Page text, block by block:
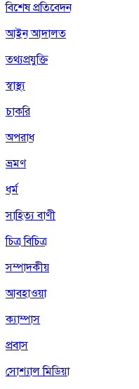
বিশেষ প্রতিবেদন
আইন আদালত
তথ্যপ্রযুক্তি
স্বাস্থ্য
চাকরি
অপরাধ
ভ্রমণ
ধর্ম
সাহিত্য বাণী
চিত্র বিচিত্র
সম্পাদকীয়
আবহাওয়া
ক্যাম্পাস
প্রবাস
সোশ্যাল মিডিয়া